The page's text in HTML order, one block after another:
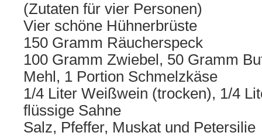
(Zutaten für vier Personen)
Vier schöne Hühnerbrüste
150 Gramm Räucherspeck
100 Gramm Zwiebel, 50 Gramm
Mehl, 1 Portion Schmelzkäse
1/4 Liter Weißwein (trocken), 1/4
flüssige Sahne
Salz, Pfeffer, Muskat und Petersilie